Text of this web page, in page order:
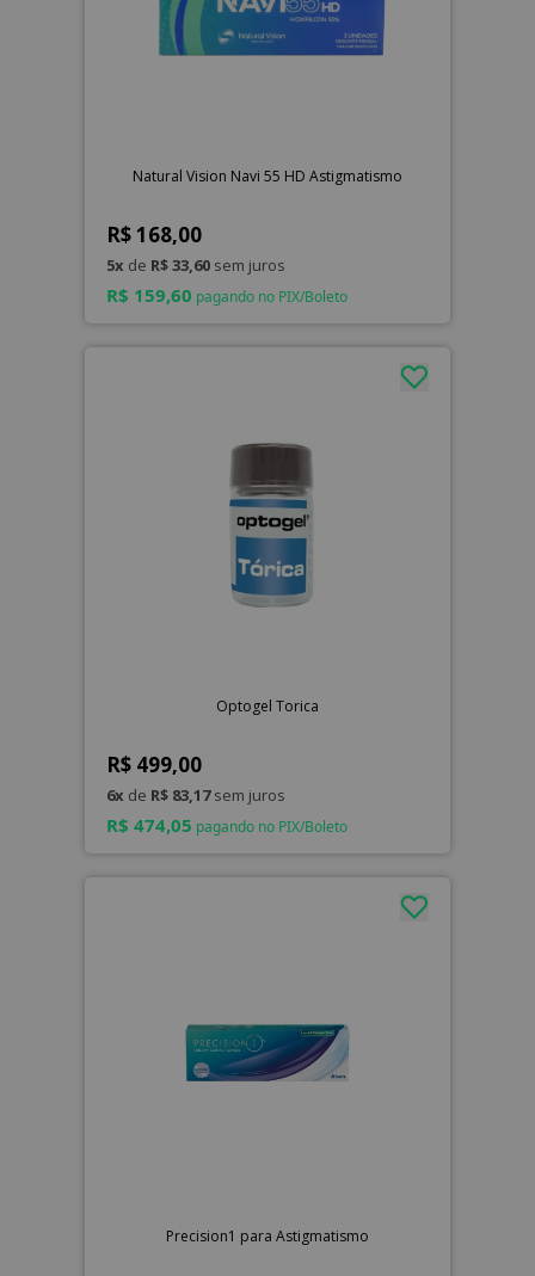
Natural Vision Navi 55 HD Astigmatismo
R$ 168,00
5x de R$ 33,60sem juros
R$ 159,60 pagando no PIX/Boleto
Optogel Torica
R$ 499,00
6x de R$ 83,17sem juros
R$ 474,05 pagando no PIX/Boleto
Precision1 para Astigmatismo